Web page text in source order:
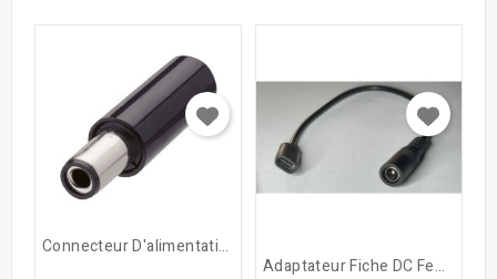
Connecteur D'alimentation...
Adaptateur Fiche DC Femelle...